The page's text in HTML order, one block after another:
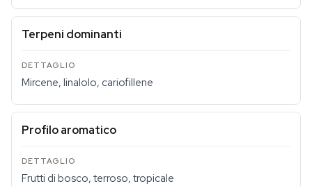
Terpeni dominanti
Mircene, linalolo, cariofillene
Profilo aromatico
Frutti di bosco, terroso, tropicale